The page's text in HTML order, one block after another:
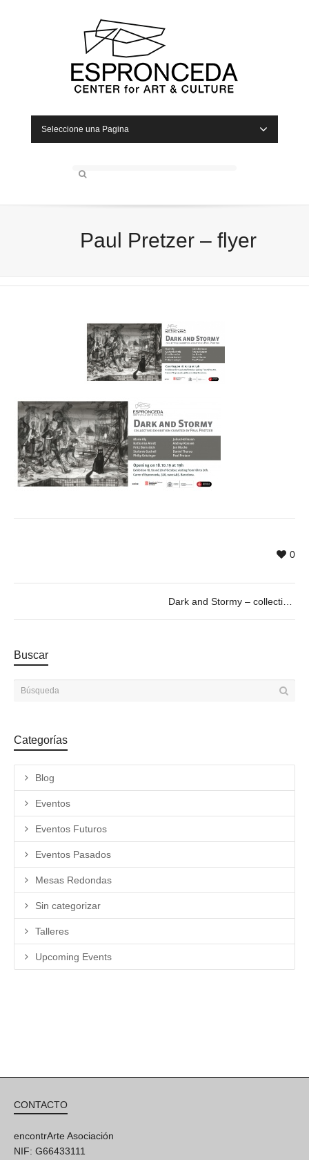
Seleccione una Pagina
Paul Pretzer – flyer
0
Dark and Stormy – collective exhibition curated by Paul Pretzer
Buscar
Categorías
Blog
Eventos
Eventos Futuros
Eventos Pasados
Mesas Redondas
Sin categorizar
Talleres
Upcoming Events
CONTACTO
encontrArte Asociación
NIF: G66433111